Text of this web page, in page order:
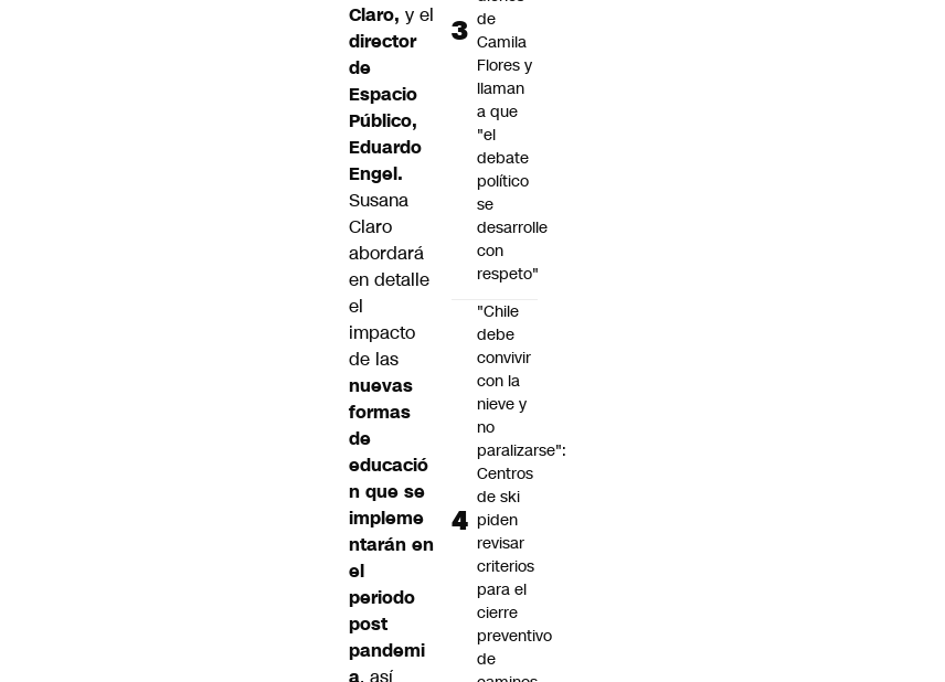
Claro, y el
director
de
Espacio
Público,
Eduardo
Engel.
Susana
Claro
abordará
en detalle
el
impacto
de las
nuevas
formas
de
educació
n que se
impleme
ntarán en
el
periodo
post
pandemi
a, así
de
Camila
Flores y
llaman
a que
"el
debate
político
se
desarrolle
con
respeto"
"Chile
debe
convivir
con la
nieve y
no
paralizarse":
Centros
de ski
piden
revisar
criterios
para el
cierre
preventivo
de